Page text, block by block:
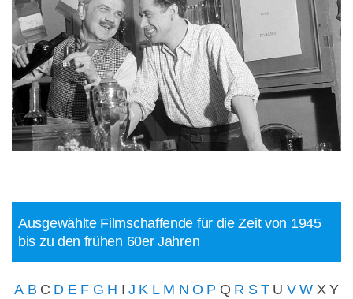
Ausgewählte Filmschaffende für die Zeit von 1945
bis zu den frühen 60er Jahren
A B C D E F G H I J K L M N O P Q R S TU V WX Y